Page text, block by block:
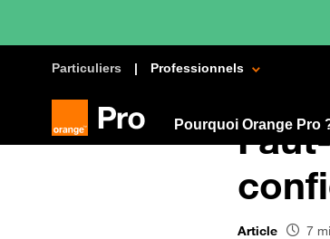
Particuliers Professionnels
Pourquoi Orange Pro
Article 7